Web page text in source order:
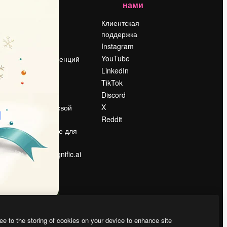
Поиск тенденций
Блог
События
Продайте свой
Помещение для
прессы
Ищете magnific.ai
нами
Клиентская
поддержка
Instagram
YouTube
LinkedIn
TikTok
Discord
X
Reddit
to the storing of cookies on your device to enhance site